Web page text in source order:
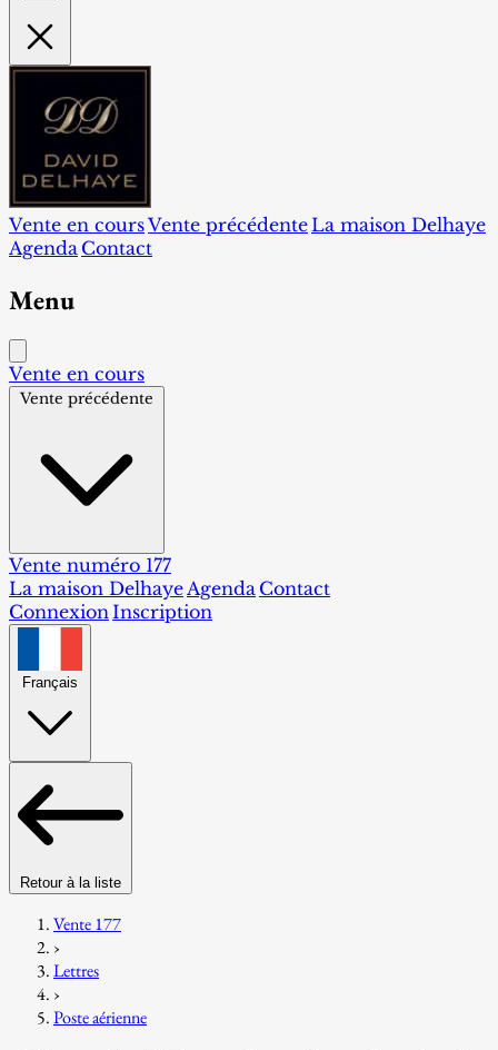
Vente en coursVente précédente La maison Delhaye
Agenda Contact
Menu
Vente en cours
Vente précédente
Vente numéro 177
La maison DelhayeAgenda Contact
ConnexionInscription
Français
Retour à la liste
Vente 177
›
Lettres
›
Poste aérienne